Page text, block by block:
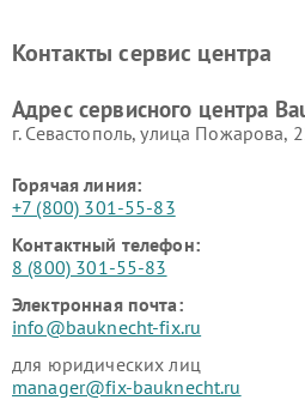
Контакты сервис центра
Адрес сервисного центра
г. Севастополь, улица Пожарова,
Горячая линия:
+7 (800) 301-55-83
Контактный телефон:
8 (800) 301-55-83
Электронная почта:
info@bauknecht-fix.ru
для юридических лиц
manager@fix-bauknecht.ru